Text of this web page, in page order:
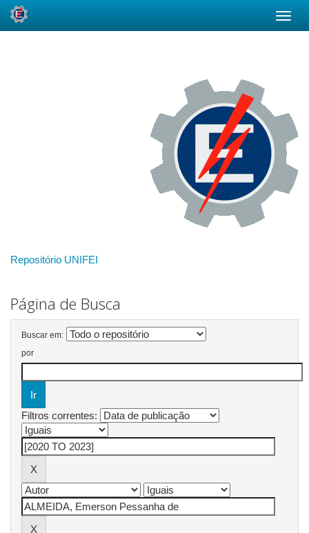
Repositório UNIFEI
Página de Busca
Buscar em:
por
Filtros correntes: